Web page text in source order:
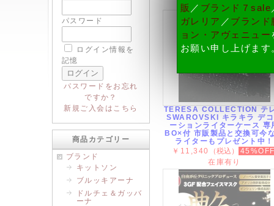
TERESA COLLECTION テ
SWAROVSKI キラキラ デ
ーションライターケース 専
BO×付 市販製品と交換可今
ライターもプレゼント中！
￥11,340
（税込）
在庫有り
パスワード
ログイン情報を
記憶
パスワードをお忘れ
ですか？
新規ご入会はこちら
商品カテゴリー
ブランド
キットソン
ブルッキアーナ
ドルチェ＆ガッバ
ーナ
販 ／ ブランド７sale
ガレリア ／ ブランド
ョン・アヴェニュー
お願い申し上げます